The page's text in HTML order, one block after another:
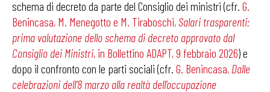
schema di decreto da parte del Consiglio dei ministri (cfr. G.
Benincasa, M. Menegotto e M. Tiraboschi, Salari trasparenti:
prima valutazione dello schema di decreto approvato dal
Consiglio dei Ministri, in Bollettino ADAPT, 9 febbraio 2026) e
dopo il confronto con le parti sociali (cfr. G. Benincasa, Dalle
celebrazioni dell’8 marzo alla realtà dell’occupazione